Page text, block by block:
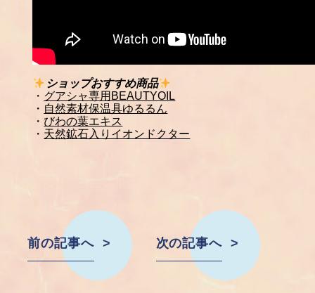
ショップおすすめ商品
・ グアシャ専用BEAUTYOIL
・ 自然素材保温具ゆるるん
・ びわの葉エキス
・ 天然鉱石入りイオンドクター
前の記事へ 次の記事へ